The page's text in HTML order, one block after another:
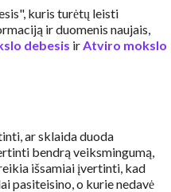
kuris turėtų leisti
ir duomenis naujais,
debesis irAtviro mokslo
ar sklaida duoda
bendrą veiksmingumą,
išsamiai įvertinti, kad
pasiteisino, o kurie nedavė